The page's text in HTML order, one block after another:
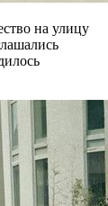
на улицу